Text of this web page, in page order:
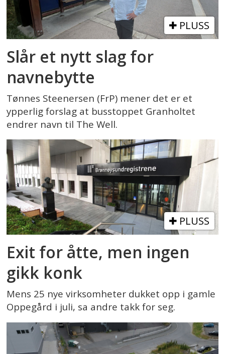
PLUSS
Slår et nytt slag for
navnebytte
Tønnes Steenersen (FrP) mener det er et
ypperlig forslag at busstoppet Granholtet
endrer navn til The Well.
PLUSS
Exit for åtte, men ingen
gikk konk
Mens 25 nye virksomheter dukket opp i gamle
Oppegård i juli, sa andre takk for seg.